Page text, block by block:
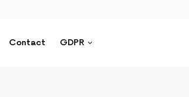
Contact GDPR